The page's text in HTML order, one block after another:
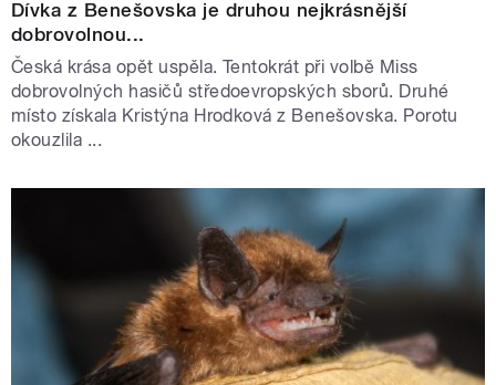
Dívka z Benešovska je druhou nejkrásnější
dobrovolnou...
Česká krása opět uspěla. Tentokrát při volbě Miss
dobrovolných hasičů středoevropských sborů. Druhé
místo získala Kristýna Hrodková z Benešovska. Porotu
okouzlila ...